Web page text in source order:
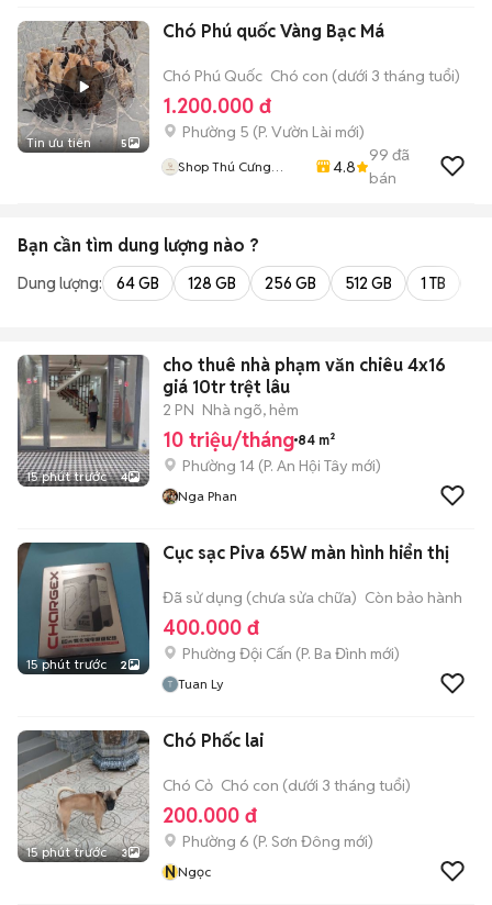
Tin ưu tiên 5
Chó Phú quốc Vàng Bạc Má
Chó Phú Quốc Chó con (dưới 3 tháng tuổi)
1.200.000 đ
Phường 5 (P. Vườn Lài mới)
Shop Thú Cưng
4.8
99 đã
bán
Bạn cần tìm dung lượng nào ?
Dung lượng: 64 GB 128 GB 256 GB 512 GB 1 TB
15 phút trước 4
cho thuê nhà phạm văn chiêu 4x16
giá 10tr trệt lâu
2 PN Nhà ngõ, hẻm
10 triệu/tháng 84 m²
Phường 14 (P. An Hội Tây mới)
Nga Phan
15 phút trước 2
Cục sạc Piva 65W màn hình hiển thị
Đã sử dụng (chưa sửa chữa) Còn bảo hành
400.000 đ
Phường Đội Cấn (P. Ba Đình mới)
Tuan Ly
15 phút trước 3
Chó Phốc lai
Chó Cỏ Chó con (dưới 3 tháng tuổi)
200.000 đ
Phường 6 (P. Sơn Đông mới)
NNgọc